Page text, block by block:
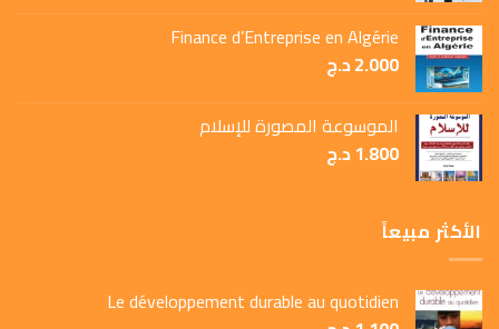
Finance d’Entreprise en Algérie
2.000د.ج
الموسوعة المصورة للإسلام
1.800د.ج
الأكثر مبيعاً
Le développement durable au quotidien